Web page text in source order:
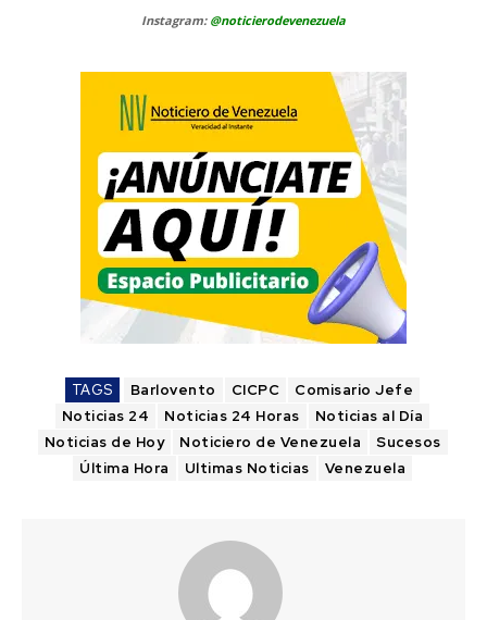
Instagram: @noticierodevenezuela
TAGS Barlovento CICPC
Comisario Jefe
Noticias 24
Noticias 24 Horas
Noticias al Día
Noticias de Hoy
Noticiero de Venezuela
Sucesos
Última Hora
Ultimas Noticias Venezuela